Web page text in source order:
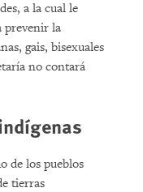
a la cual le
prevenir la
gais, bisexuales
no contará
de los pueblos
tierras